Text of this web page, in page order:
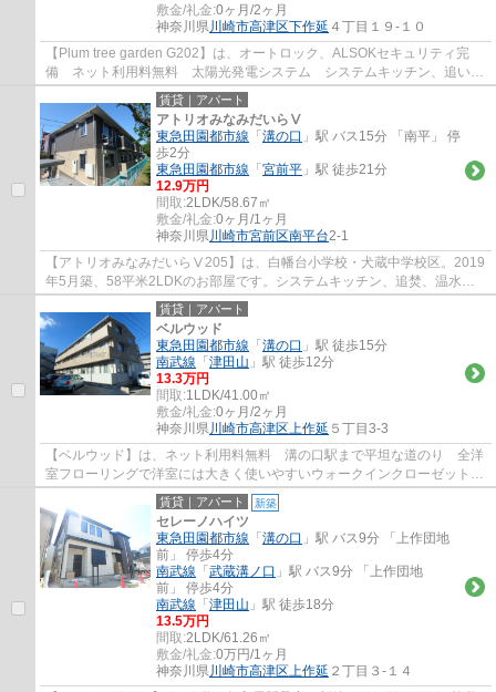
敷金/礼金:0ヶ月/2ヶ月
神奈川県川崎市高津区下作延 ４丁目１９-１０
【Plum tree garden G202】は、オートロック、ALSOKセキュリティ完
備 ネット利用料無料 太陽光発電システム システムキッチン、追い焚
き、バス乾燥、温水洗浄便座、洗髪洗面台、モ...
賃貸｜アパート
アトリオみなみだいらⅤ
東急田園都市線 「 溝の口 」駅 バス15分 「南平」 停
歩2分
東急田園都市線 「 宮前平 」駅 徒歩21分
12.9万円
間取:2LDK/58.67㎡
敷金/礼金:0ヶ月/1ヶ月
神奈川県川崎市宮前区南平台2-1
【アトリオみなみだいらⅤ205】は、白幡台小学校・犬蔵中学校区。2019
年5月築、58平米2LDKのお部屋です。システムキッチン、追焚、温水洗
浄便座、浴室乾燥機、ゆったりとした一坪風呂と...
賃貸｜アパート
ベルウッド
東急田園都市線 「 溝の口 」駅 徒歩15分
南武線 「 津田山 」駅 徒歩12分
13.3万円
間取:1LDK/41.00㎡
敷金/礼金:0ヶ月/2ヶ月
神奈川県川崎市高津区上作延 ５丁目3-3
【ベルウッド】は、ネット利用料無料 溝の口駅まで平坦な道のり 全洋
室フローリングで洋室には大きく使いやすいウォークインクローゼットが
ございます。
賃貸｜アパート 新築
セレーノハイツ
東急田園都市線 「 溝の口 」駅 バス9分 「上作団地
前」 停歩4分
南武線 「 武蔵溝ノ口 」駅 バス9分 「上作団地
前」 停歩4分
南武線 「 津田山 」駅 徒歩18分
13.5万円
間取:2LDK/61.26㎡
敷金/礼金:0万円/1ヶ月
神奈川県川崎市高津区上作延 ２丁目３-１４